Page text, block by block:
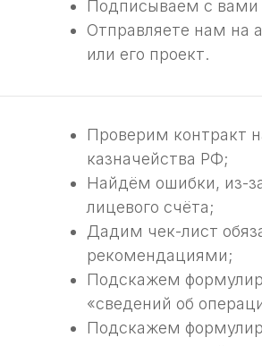
Подписываем с вами
Отправляете нам на
или его проект.
Проверим контракт
казначейства РФ;
Найдём ошибки, из-
лицевого счёта;
Дадим чек-лист
рекомендациями;
Подскажем
«сведений об
Подскажем